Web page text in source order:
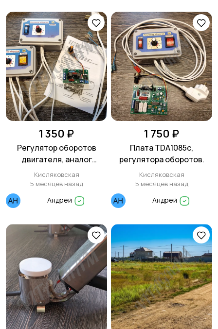
1 350 ₽
Регулятор оборотов
двигателя, аналог
TDA1085
Кисляковская
5 месяцев назад
Андрей
1 750 ₽
Плата TDA1085с,
регулятора оборотов.
Кисляковская
5 месяцев назад
Андрей